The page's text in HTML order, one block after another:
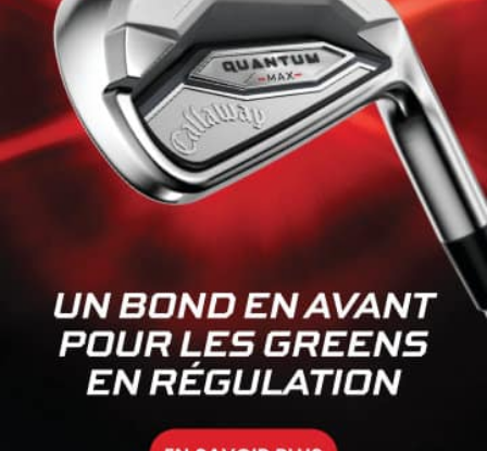
MASTERS
Tom Watson, starter honoraire avec Jack Nicklaus et
Gary Player
11 JANVIER 2022